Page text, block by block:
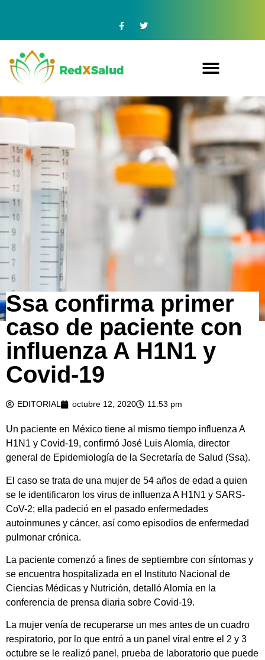
Ssa confirma primer
caso de paciente con
influenza A H1N1 y
Covid-19
EDITORIAL octubre 12, 2020 11:53 pm
Un paciente en México tiene al mismo tiempo influenza A
H1N1 y Covid-19, confirmó José Luis Alomía, director
general de Epidemiología de la Secretaría de Salud (Ssa).
El caso se trata de una mujer de 54 años de edad a quien
se le identificaron los virus de influenza A H1N1 y SARS-
CoV-2; ella padeció en el pasado enfermedades
autoinmunes y cáncer, así como episodios de enfermedad
pulmonar crónica.
La paciente comenzó a fines de septiembre con síntomas y
se encuentra hospitalizada en el Instituto Nacional de
Ciencias Médicas y Nutrición, detalló Alomía en la
conferencia de prensa diaria sobre Covid-19.
La mujer venía de recuperarse un mes antes de un cuadro
respiratorio, por lo que entró a un panel viral entre el 2 y 3
octubre se le realizó panel, prueba de laboratorio que puede